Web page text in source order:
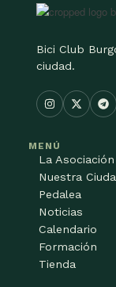
Bici Club
ciudad.
MENÚ
La Asociación
Nuestra
Pedalea
Noticias
Calendario
Formación
Tienda